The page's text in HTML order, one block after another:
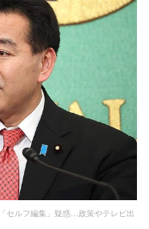
セルフ編集」疑惑…政策やテレビ出